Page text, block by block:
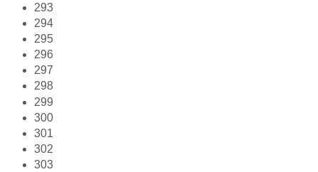
293
294
295
296
297
298
299
300
301
302
303